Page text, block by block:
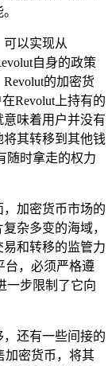
以实现从
自身的政策
的加密货
Revolut上持有的
味着用户并没有
其转移到其他钱
随时拿走的权力
加密货币市场的
杂多变的海域，
和转移的监管力
台，必须严格遵
一步限制了它向
还有一些间接的
加密货币，将其